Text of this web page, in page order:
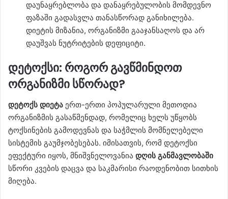
დაუნაყრებლობა და დანაყრებულობის მომდევნო
ფაზაში გადასვლა თანასწორად განიხილება.
დიეტის მიზანია, ორგანიზმი გააჯანსაღოს და არ
დაუშვას ნუტრიტების დეფიციტი.
დეტოქსი: როგორ გავწმინდოთ
ორგანიზმი სწორად?
დეტოქს დიეტა ერთ-ერთი პოპულარული მეთოდია
ორგანიზმის გასაწმენდად, რომელიც ხელს უწყობს
ტოქსინების გამოდევნას და საჭმლის მომნელებელი
სისტემის გაუმჯობესებას. იმისათვის, რომ დეტოქსი
ეფექტური იყოს, მნიშვნელოვანია დღის განმავლობაში
სწორი კვების დაცვა და საკმარისი რაოდენობით სითხის
მიღება.